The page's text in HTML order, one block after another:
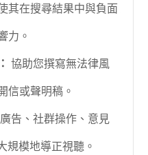
其在搜尋結果中與負面
力。
協助您撰寫無法律風
信或聲明稿。
告、社群操作、意見
規模地導正視聽。